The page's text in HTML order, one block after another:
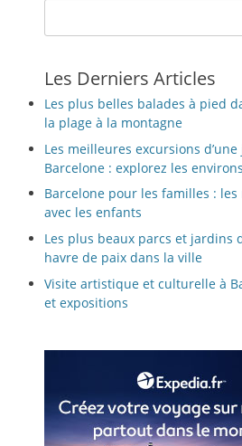
Les Derniers Articles
Les plus belles balades à pied
la plage à la montagne
Les meilleures excursions
Barcelone : explorez les
Barcelone pour les familles :
avec les enfants
Les plus beaux parcs et jardins
havre de paix dans la ville
Visite artistique et culturelle à
et expositions